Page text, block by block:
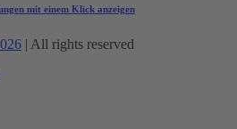
mit einem Klick anzeigen
| All rights reserved